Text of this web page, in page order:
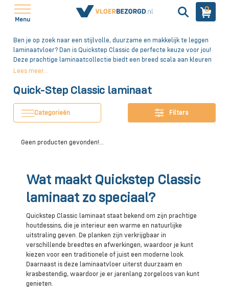
Menu
0
Ben je op zoek naar een stijlvolle, duurzame en makkelijk te leggen
laminaatvloer? Dan is Quickstep Classic de perfecte keuze voor jou!
Deze prachtige laminaatcollectie biedt een breed scala aan kleuren
en dessins, waardoor je altijd een vloer vindt die perfect past bij
deze kwaliteitsvloeren tegen zeer voordelige prijzen!
Lees meer...
Quick-Step Classic laminaat
Categorieën Filters
Geen producten gevonden!...
Wat maakt Quickstep Classic
laminaat zo speciaal?
Quickstep Classic laminaat staat bekend om zijn prachtige
houtdessins, die je interieur een warme en natuurlijke
uitstraling geven. De planken zijn verkrijgbaar in
verschillende breedtes en afwerkingen, waardoor je kunt
kiezen voor een traditionele of juist een moderne look.
Daarnaast is deze laminaatvloer uiterst duurzaam en
krasbestendig, waardoor je er jarenlang zorgeloos van kunt
genieten.